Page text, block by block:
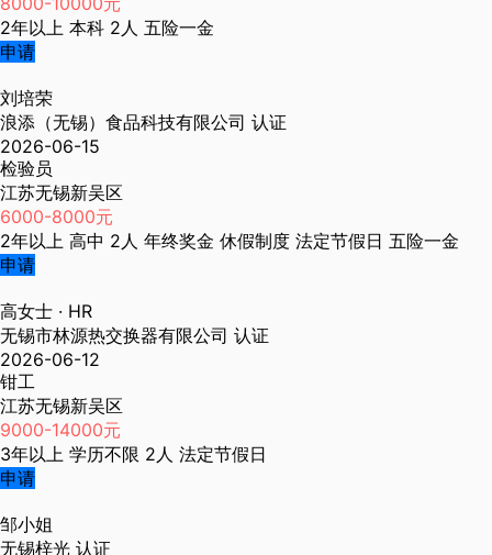
2年以上 本科 2人 五险一金
申请
刘培荣
浪添（无锡）食品科技有限公司 认证
2026-06-15
检验员
江苏无锡新吴区
6000-8000元
2年以上 高中 2人 年终奖金 休假制度 法定节假日 五险一金
申请
高女士 · HR
无锡市林源热交换器有限公司 认证
2026-06-12
钳工
江苏无锡新吴区
9000-14000元
3年以上 学历不限 2人 法定节假日
申请
邹小姐
无锡梓光 认证